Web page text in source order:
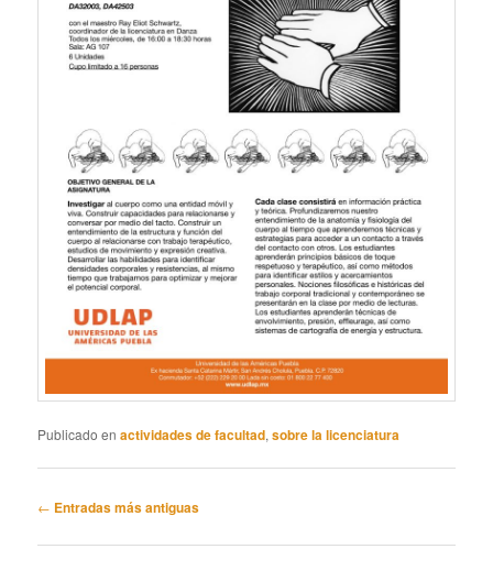
Publicado en actividades de facultad,sobre la licenciatura
Navegación
entradas
← Entradas más antiguas